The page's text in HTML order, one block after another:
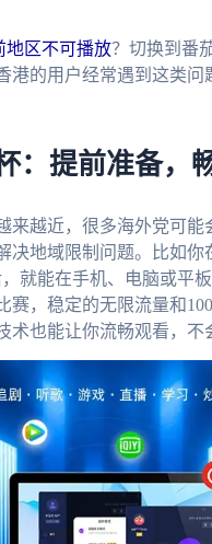
地区不可播放？切换到番
港的用户经常遇到这类
：提前准备，
来越近，很多海外党可
决地域限制问题。比如你
就能在手机、电脑或平
赛，稳定的无限流量和
术也能让你流畅观看，不